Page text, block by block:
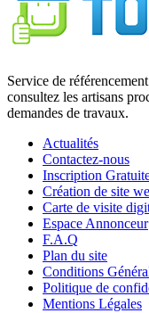
Service de
consultez les artisans
demandes de travaux.
Actualités
Contactez-nous
Inscription
Création de site
Carte de visite
Espace Annonceur
F.A.Q
Plan du site
Conditions
Politique de
Mentions Légales